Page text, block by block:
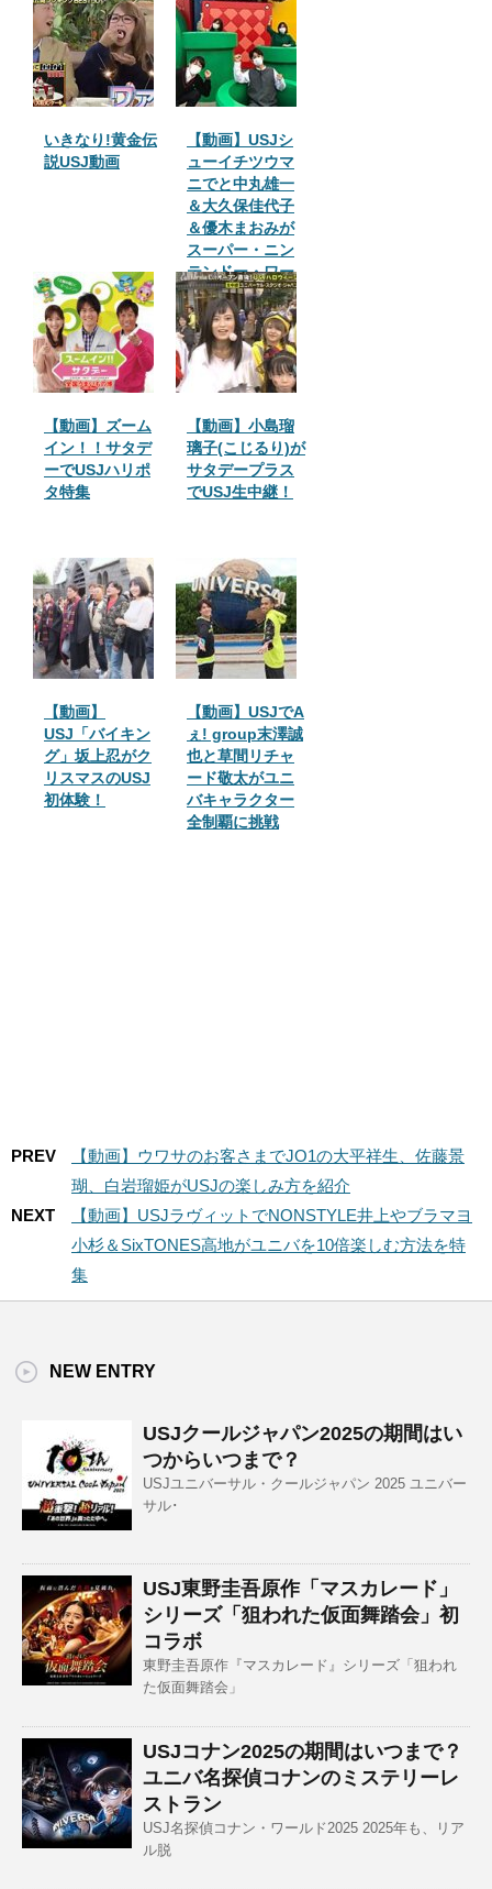
いきなり!黄金伝
説USJ動画
【動画】USJシ
ューイチツウマ
ニでと中丸雄一
＆大久保佳代子
＆優木まおみが
スーパー・ニン
テンドー・ワー
ルドに
【動画】ズーム
イン！！サタデ
ーでUSJハリポ
タ特集
【動画】小島瑠
璃子(こじるり)が
サタデープラス
でUSJ生中継！
【動画】
USJ「バイキン
グ」坂上忍がク
リスマスのUSJ
初体験！
【動画】USJでA
ぇ! group末澤誠
也と草間リチャ
ード敬太がユニ
バキャラクター
全制覇に挑戦
PREV
【動画】ウワサのお客さまでJO1の大平祥生、佐藤景
瑚、白岩瑠姫がUSJの楽しみ方を紹介
NEXT
【動画】USJラヴィットでNONSTYLE井上やブラマヨ
小杉＆SixTONES高地がユニバを10倍楽しむ方法を特
集
NEW ENTRY
USJクールジャパン2025の期間はい
つからいつまで？
USJユニバーサル・クールジャパン 2025 ユニバー
サル･
USJ東野圭吾原作「マスカレード」
シリーズ「狙われた仮面舞踏会」初
コラボ
東野圭吾原作『マスカレード』シリーズ「狙われ
た仮面舞踏会」
USJコナン2025の期間はいつまで？
ユニバ名探偵コナンのミステリーレ
ストラン
USJ名探偵コナン・ワールド2025 2025年も、リア
ル脱